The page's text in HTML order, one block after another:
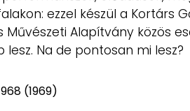
ezzel készül a Kortárs
Alapítvány közös
Na de pontosan mi lesz?
(1969)